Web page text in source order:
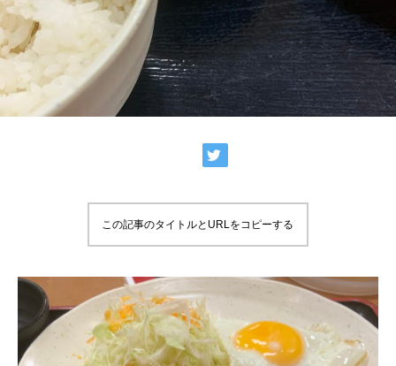
この記事のタイトルとURLをコピーする